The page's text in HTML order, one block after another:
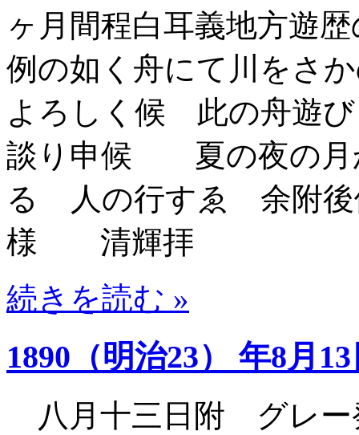
ヶ月間程白耳義地方遊
例の如く舟にて川をさ
よろしく候 此の舟遊び
談り申候 夏の夜の月
るゝ人の行すゑ 余附
様 清輝拝
続きを読む »
1890（明治23） 年8月
八月十三日附 グレ